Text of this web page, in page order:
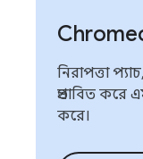
নিরাপত্তা
প্রভাবিত করে
করে।